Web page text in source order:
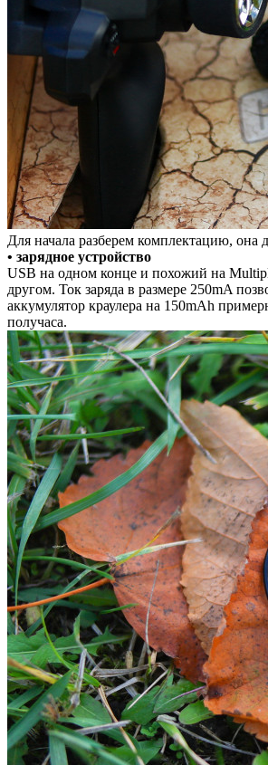
Для начала разберем комплектацию, она
• зарядное устройство
USB на одном конце и похожий на
другом. Ток заряда в размере 250mA
аккумулятор краулера на 150mAh
получаса.